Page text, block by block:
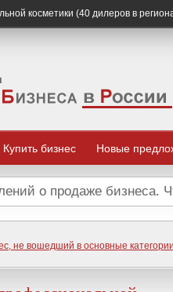
косметики (40 дилеров в
Купить бизнес Новые
не вошедший в основные категории